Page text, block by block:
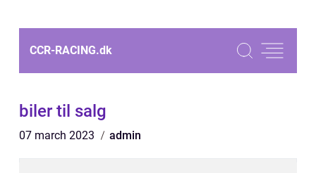
CCR-RACING.dk
biler til salg
07 march 2023 admin